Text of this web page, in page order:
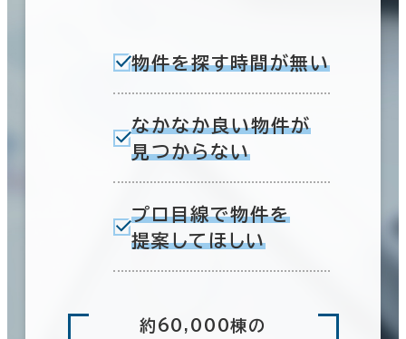
物件を探す時間が無い
なかなか良い物件が
見つからない
プロ目線で物件を
提案してほしい
約60,000棟の